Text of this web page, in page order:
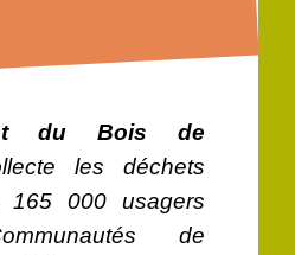
du Bois de
les déchets
165 000 usagers
de